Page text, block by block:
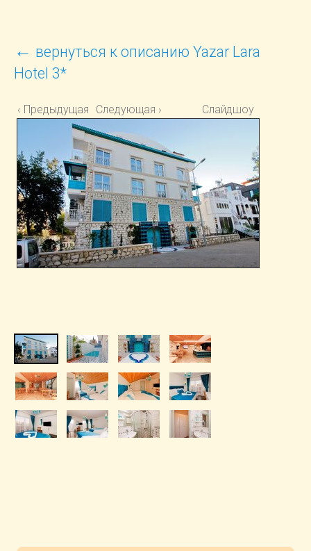
← вернуться к описанию Yazar Lara
Hotel 3*
‹ Предыдущая Следующая › Слайдшоу